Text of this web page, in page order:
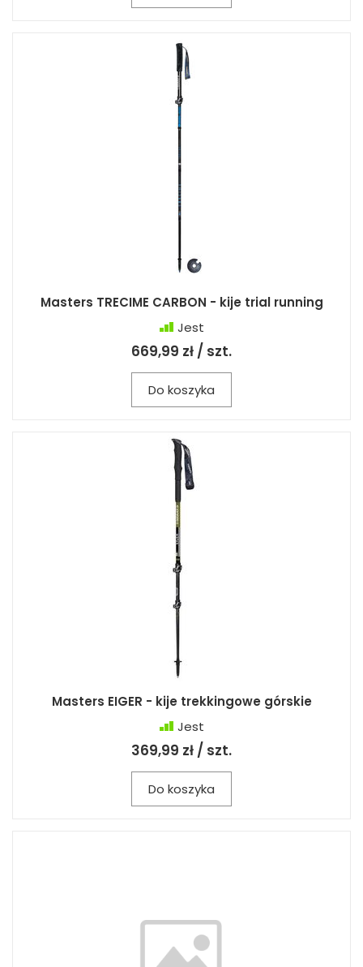
Masters TRECIME CARBON - kije trial running
Jest
669,99 zł / szt.
Do koszyka
Masters EIGER - kije trekkingowe górskie
Jest
369,99 zł / szt.
Do koszyka